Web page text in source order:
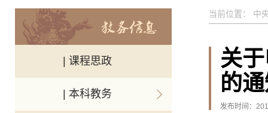
| 课程思政
| 本科教务
当前位置： 中
关
的
发布时间：